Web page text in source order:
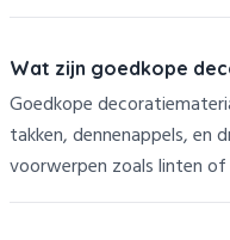
Wat zijn goedkope
Goedkope
takken, dennenappels, en
voorwerpen zoals linten